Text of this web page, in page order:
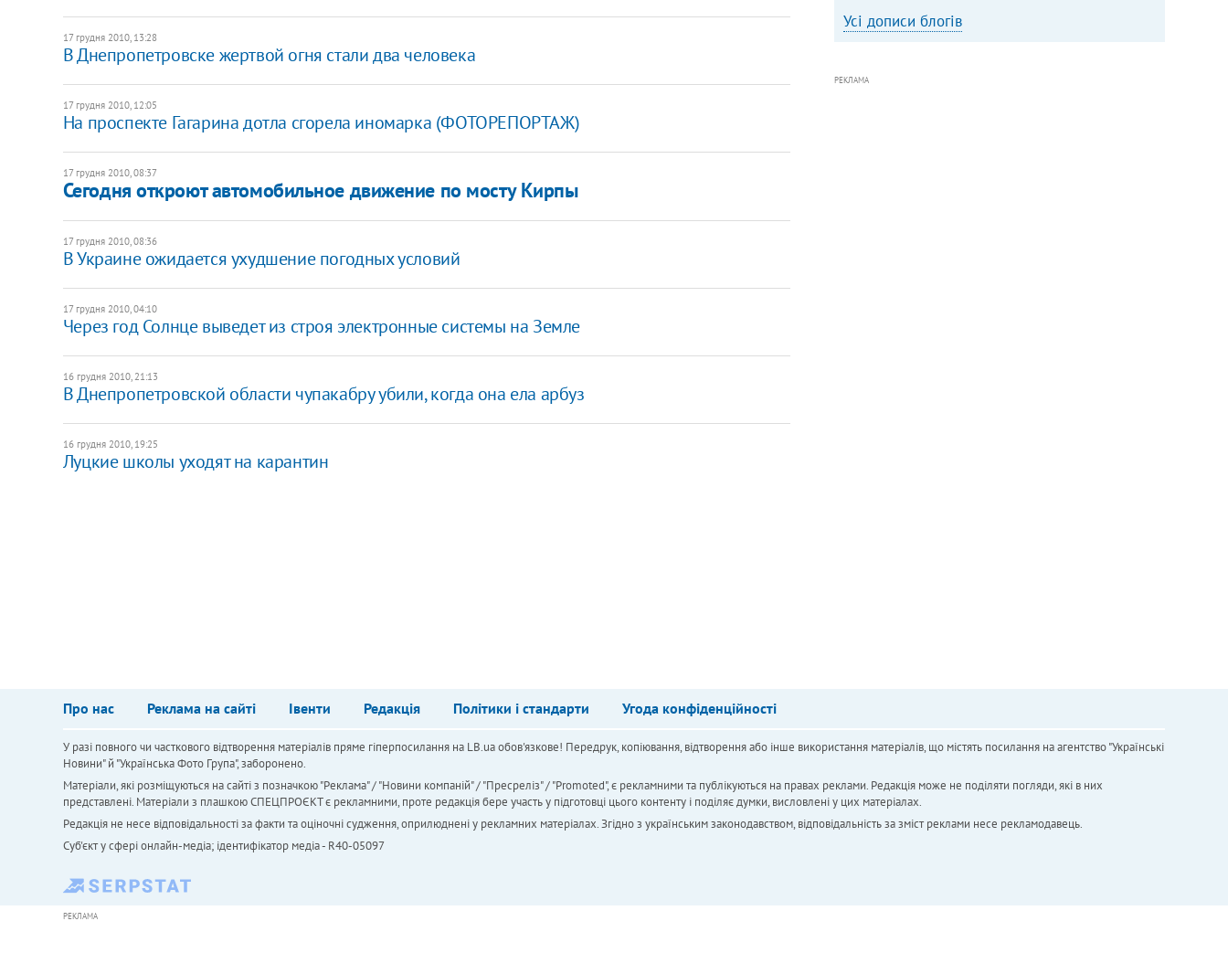
17 грудня 2010, 13:28
В Днепропетровске жертвой огня стали два человека
17 грудня 2010, 12:05
На проспекте Гагарина дотла сгорела иномарка (ФОТОРЕПОРТАЖ)
17 грудня 2010, 08:37
Сегодня откроют автомобильное движение по мосту Кирпы
17 грудня 2010, 08:36
В Украине ожидается ухудшение погодных условий
17 грудня 2010, 04:10
Через год Солнце выведет из строя электронные системы на Земле
16 грудня 2010, 21:13
В Днепропетровской области чупакабру убили, когда она ела арбуз
16 грудня 2010, 19:25
Луцкие школы уходят на карантин
Усі дописи блогів
РЕКЛАМА
Про нас Реклама на сайті Івенти Редакція Політики і стандарти Угода конфіденційності
У разі повного чи часткового відтворення матеріалів пряме гіперпосилання на LB.ua обов'язкове! Передрук, копіювання, відтворення або інше використання матеріалів, що містять посилання на агентство "Українськi
Новини" й "Українська Фото Група", заборонено.
Матеріали, які розміщуються на сайті з позначкою "Реклама" / "Новини компаній" / "Пресреліз" / "Promoted", є рекламними та публікуються на правах реклами. Редакція може не поділяти погляди, які в них
представлені. Матеріали з плашкою СПЕЦПРОЄКТ є рекламними, проте редакція бере участь у підготовці цього контенту і поділяє думки, висловлені у цих матеріалах.
Редакція не несе відповідальності за факти та оціночні судження, оприлюднені у рекламних матеріалах. Згідно з українським законодавством, відповідальність за зміст реклами несе рекламодавець.
Cуб'єкт у сфері онлайн-медіа; ідентифікатор медіа - R40-05097
РЕКЛАМА